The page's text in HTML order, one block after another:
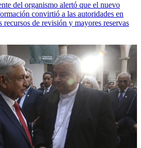
del organismo alertó que el nuevo
convirtió a las autoridades en
recursos de revisión y mayores reservas